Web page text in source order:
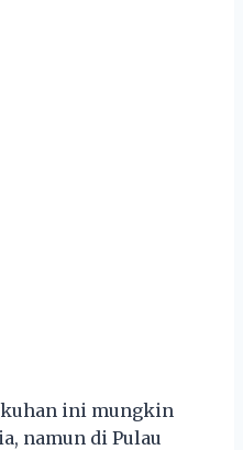
ini mungkin
namun di Pulau